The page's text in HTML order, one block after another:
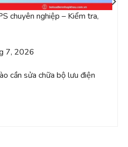
chuyên nghiệp – Kiểm tra,
7, 2026
cần sửa chữa bộ lưu điện